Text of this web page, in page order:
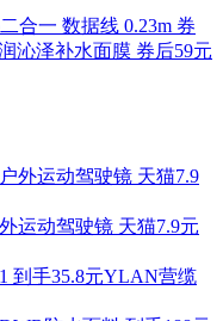
合一 数据线 0.23m 券
沁泽补水面膜 券后59元
运动驾驶镜 天猫7.9元
YLAN营缆